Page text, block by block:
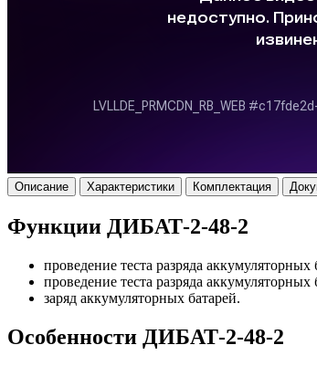
Описание Характеристики Комплектация
Функции ДИБАТ-2-48-2
проведение теста разряда
проведение теста разряда
заряд аккумуляторных батарей.
Особенности ДИБАТ-2-48-2